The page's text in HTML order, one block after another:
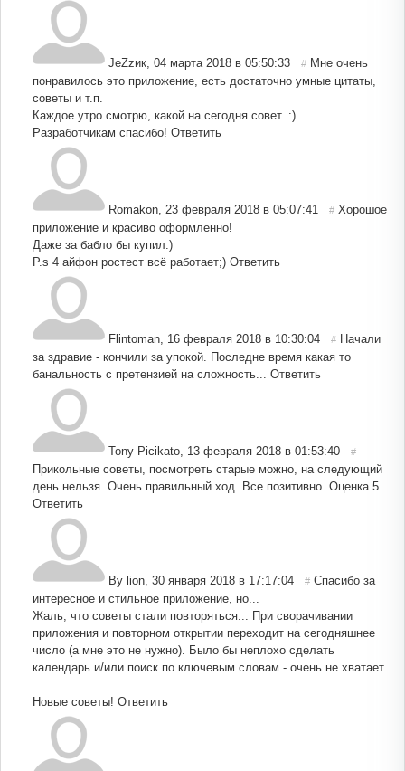
JeZzик, 04 марта 2018 в 05:50:33 # Мне очень
понравилось это приложение, есть достаточно умные цитаты,
советы и т.п.
Каждое утро смотрю, какой на сегодня совет..:)
Разработчикам спасибо! Ответить
Romakon, 23 февраля 2018 в 05:07:41 # Хорошое
приложение и красиво оформленно!
Даже за бабло бы купил:)
P.s 4 айфон ростест всё работает;) Ответить
Flintoman, 16 февраля 2018 в 10:30:04 # Начали
за здравие - кончили за упокой. Последне время какая то
банальность с претензией на сложность... Ответить
Tony Picikato, 13 февраля 2018 в 01:53:40 #
Прикольные советы, посмотреть старые можно, на следующий
день нельзя. Очень правильный ход. Все позитивно. Оценка 5
Ответить
By lion, 30 января 2018 в 17:17:04 # Спасибо за
интересное и стильное приложение, но...
Жаль, что советы стали повторяться... При сворачивании
приложения и повторном открытии переходит на сегодняшнее
число (а мне это не нужно). Было бы неплохо сделать
календарь и/или поиск по ключевым словам - очень не хватает.
Новые советы! Ответить